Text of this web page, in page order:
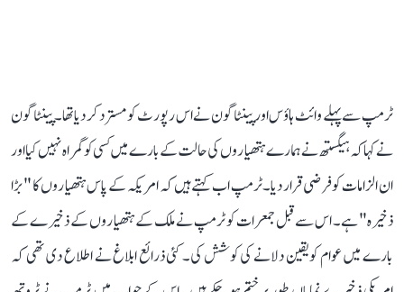
ٹرمپ سے پہلے وائٹ ہاؤس اور پینٹاگون نے اس رپورٹ کو مسترد کر دیا تھا۔ پینٹاگون
نے کہا کہ ہیگستھ نے ہمارے ہتھیاروں کی حالت کے بارے میں کسی کو گمراہ نہیں کیا اور
ان الزامات کو فرضی قرار دیا۔ٹرمپ اب کہتے ہیں کہ امریکہ کے پاس ہتھیاروں کا "بڑا
ذخیرہ" ہے۔ اس سے قبل جمعرات کو ٹرمپ نے ملک کے ہتھیاروں کے ذخیرے کے
بارے میں عوام کو یقین دلانے کی کوشش کی۔ کئی ذرائع ابلاغ نے اطلاع دی تھی کہ